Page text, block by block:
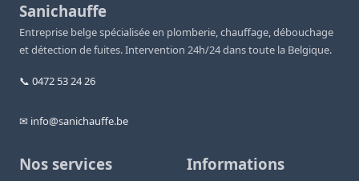
Sanichauffe
Entreprise belge spécialisée en plomberie, chauffage, débouchage
et détection de fuites. Intervention 24h/24 dans toute la Belgique.
📞 0472 53 24 26
✉ info@sanichauffe.be
Nos services Informations